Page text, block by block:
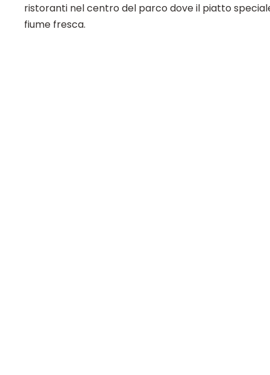
ristoranti nel centro del parco dove il piatto
fiume fresca.